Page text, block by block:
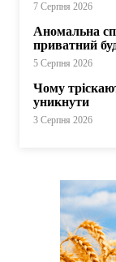
7 Серпня 2026
Аномальна
приватний
5 Серпня 2026
Чому
уникнути
3 Серпня 2026